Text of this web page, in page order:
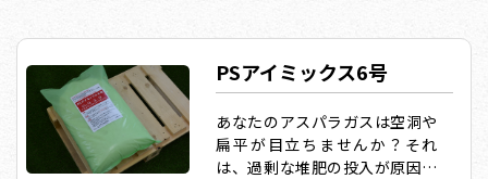
PSアイミックス6号
あなたのアスパラガスは空洞や
扁平が目立ちませんか？それ
は、過剰な堆肥の投入が原因で